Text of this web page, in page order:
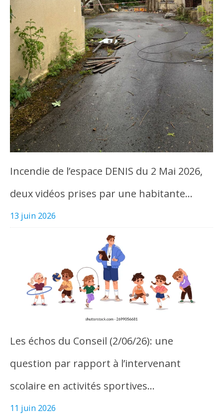
Incendie de l’espace DENIS du 2 Mai 2026,
deux vidéos prises par une habitante…
13 juin 2026
Les échos du Conseil (2/06/26): une
question par rapport à l’intervenant
scolaire en activités sportives…
11 juin 2026